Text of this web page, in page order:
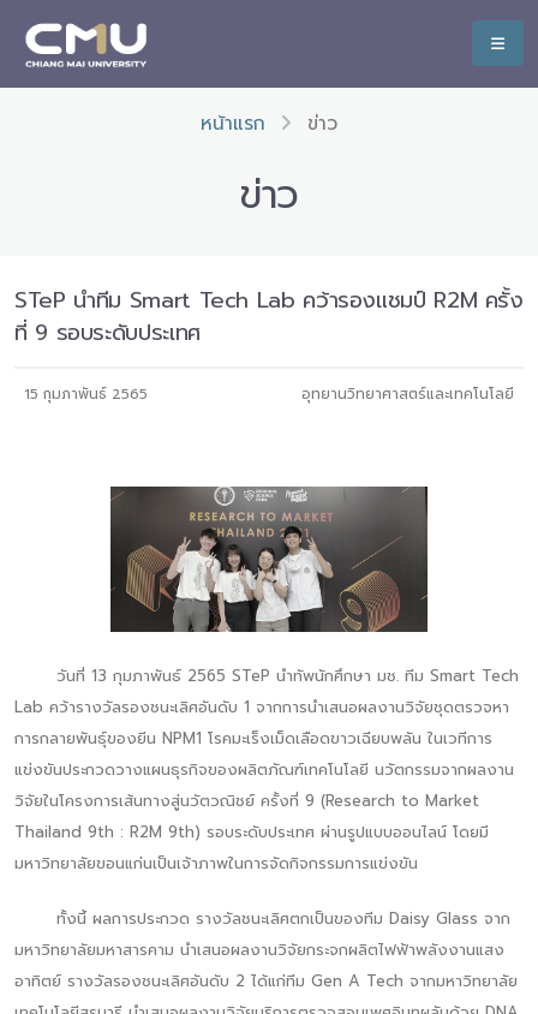
หน้าแรก ข่าว
ข่าว
STeP นำทีม Smart Tech Lab คว้ารองแชมป์ R2M ครั้ง
ที่ 9 รอบระดับประเทศ
15 กุมภาพันธ์ 2565 อุทยานวิทยาศาสตร์และเทคโนโลยี
วันที่ 13 กุมภาพันธ์ 2565 STeP นำทัพนักศึกษา มช. ทีม Smart Tech
Lab คว้ารางวัลรองชนะเลิศอันดับ 1 จากการนำเสนอผลงานวิจัยชุดตรวจหา
การกลายพันธุ์ของยีน NPM1 โรคมะเร็งเม็ดเลือดขาวเฉียบพลัน ในเวทีการ
แข่งขันประกวดวางแผนธุรกิจของผลิตภัณฑ์เทคโนโลยี นวัตกรรมจากผลงาน
วิจัยในโครงการเส้นทางสู่นวัตวณิชย์ ครั้งที่ 9 (Research to Market
Thailand 9th : R2M 9th) รอบระดับประเทศ ผ่านรูปแบบออนไลน์ โดยมี
มหาวิทยาลัยขอนแก่นเป็นเจ้าภาพในการจัดกิจกรรมการแข่งขัน
ทั้งนี้ ผลการประกวด รางวัลชนะเลิศตกเป็นของทีม Daisy Glass จาก
มหาวิทยาลัยมหาสารคาม นำเสนอผลงานวิจัยกระจกผลิตไฟฟ้าพลังงานแสง
อาทิตย์ รางวัลรองชนะเลิศอันดับ 2 ได้แก่ทีม Gen A Tech จากมหาวิทยาลัย